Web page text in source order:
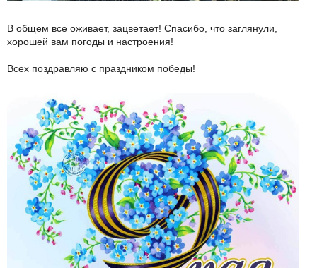
В общем все оживает, зацветает! Спасибо, что заглянули,
хорошей вам погоды и настроения!
Всех поздравляю с праздником победы!